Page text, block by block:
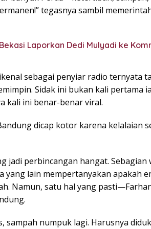
tegasnya sambil
Laporkan Dedi Mulyadi ke
sebagai penyiar radio ternyata
Sidak ini bukan kali pertama
kali ini benar-benar viral.
dicap kotor karena kelalaian
jadi perbincangan hangat.
yang lain mempertanyakan apakah
Namun, satu hal yang
sampah numpuk lagi. Harusnya